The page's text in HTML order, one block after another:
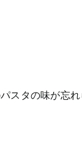
スタの味が忘